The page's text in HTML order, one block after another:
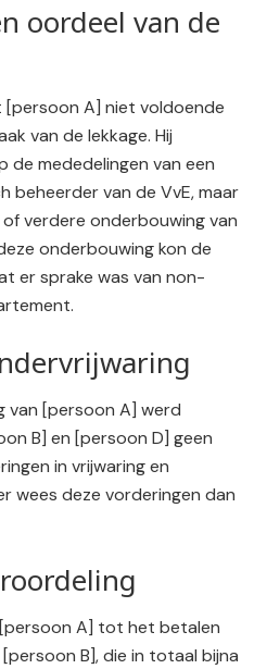
oordeel van de
A] niet voldoende
van de lekkage. Hij
de mededelingen van een
beheerder van de VvE, maar
verdere onderbouwing van
onderbouwing kon de
er sprake was van non-
van [persoon A] werd
B] en [persoon D] geen
in vrijwaring en
wees deze vorderingen dan
A] tot het betalen
B], die in totaal bijna